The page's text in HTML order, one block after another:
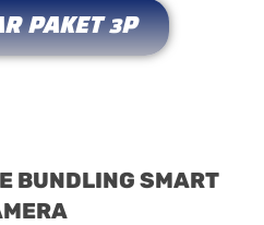
PAKET 3P
BUNDLING SMART